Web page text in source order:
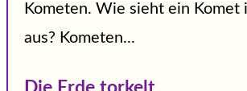
Kometen. Wie sieht ein
aus? Kometen...